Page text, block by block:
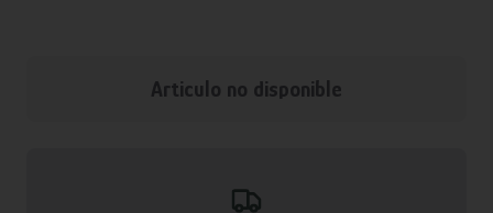
Articulo no disponible